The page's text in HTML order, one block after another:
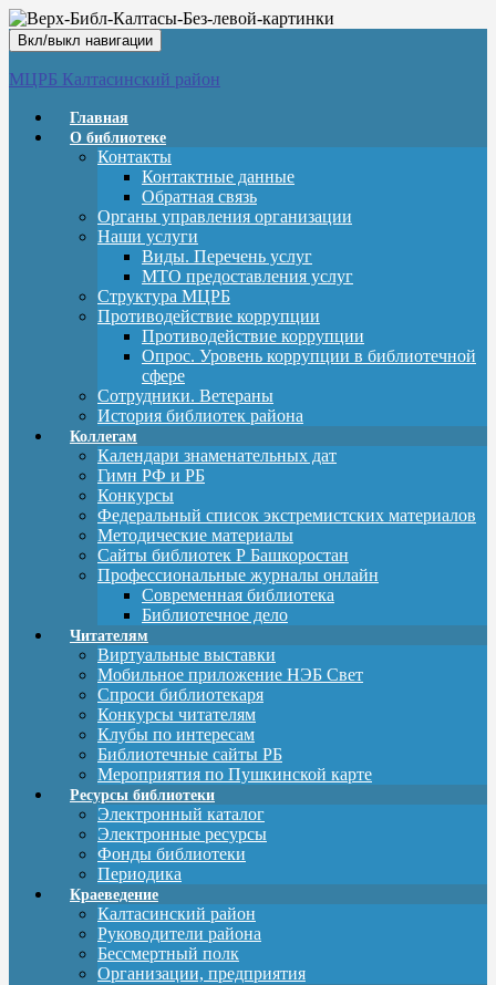
Вкл/выкл навигации
МЦРБ Калтасинский район
Главная
О библиотеке
Контакты
Контактные данные
Обратная связь
Органы управления организации
Наши услуги
Виды. Перечень услуг
МТО предоставления услуг
Структура МЦРБ
Противодействие коррупции
Противодействие коррупции
Опрос. Уровень коррупции в библиотечной
сфере
Сотрудники. Ветераны
История библиотек района
Коллегам
Календари знаменательных дат
Гимн РФ и РБ
Конкурсы
Федеральный список экстремистских материалов
Методические материалы
Сайты библиотек Р Башкоростан
Профессиональные журналы онлайн
Современная библиотека
Библиотечное дело
Читателям
Виртуальные выставки
Мобильное приложение НЭБ Свет
Спроси библиотекаря
Конкурсы читателям
Клубы по интересам
Библиотечные сайты РБ
Мероприятия по Пушкинской карте
Ресурсы библиотеки
Электронный каталог
Электронные ресурсы
Фонды библиотеки
Периодика
Краеведение
Калтасинский район
Руководители района
Бессмертный полк
Организации, предприятия